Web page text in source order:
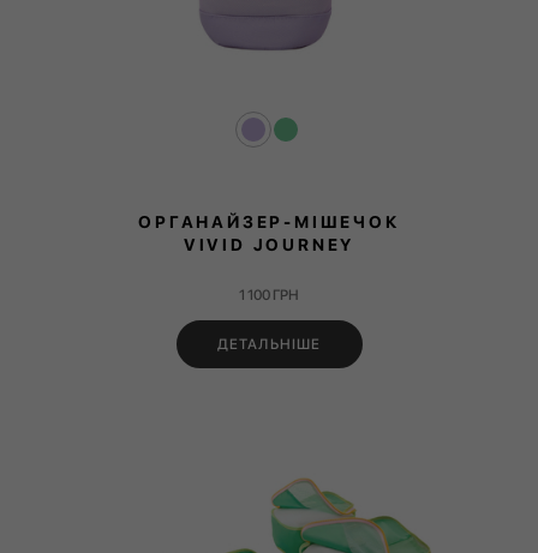
ОРГАНАЙЗЕР-МІШЕЧОК
VIVID JOURNEY
1 100 ГРН
ДЕТАЛЬНІШЕ